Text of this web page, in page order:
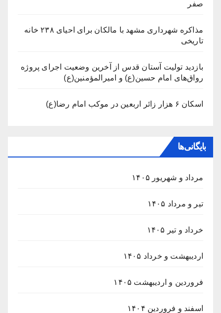
صفر
مذاکره شهرداری مشهد با مالکان برای احیای ۲۳۸ خانه
تاریخی
بازدید تولیت آستان قدس از آخرین وضعیت اجرای پروژه
رواق‌های امام حسین(ع) و امیرالمؤمنین(ع)
اسکان ۶ هزار زائر اربعین در موکب امام رضا(ع)
بایگانی‌ها
مرداد و شهریور ۱۴۰۵
تیر و مرداد ۱۴۰۵
خرداد و تیر ۱۴۰۵
اردیبهشت و خرداد ۱۴۰۵
فروردین و اردیبهشت ۱۴۰۵
اسفند و فروردین ۱۴۰۴